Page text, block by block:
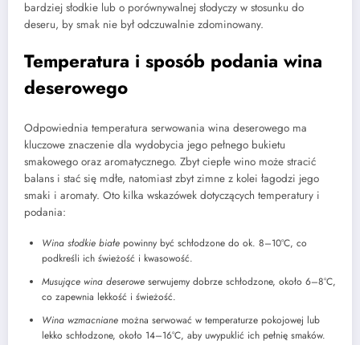
bardziej słodkie lub o porównywalnej słodyczy w stosunku do
deseru, by smak nie był odczuwalnie zdominowany.
Temperatura i sposób podania wina
deserowego
Odpowiednia temperatura serwowania wina deserowego ma
kluczowe znaczenie dla wydobycia jego pełnego bukietu
smakowego oraz aromatycznego. Zbyt ciepłe wino może stracić
balans i stać się mdłe, natomiast zbyt zimne z kolei łagodzi jego
smaki i aromaty. Oto kilka wskazówek dotyczących temperatury i
podania:
Wina słodkie białe powinny być schłodzone do ok. 8–10°C, co
podkreśli ich świeżość i kwasowość.
Musujące wina deserowe serwujemy dobrze schłodzone, około 6–8°C,
co zapewnia lekkość i świeżość.
Wina wzmacniane można serwować w temperaturze pokojowej lub
lekko schłodzone, około 14–16°C, aby uwypuklić ich pełnię smaków.